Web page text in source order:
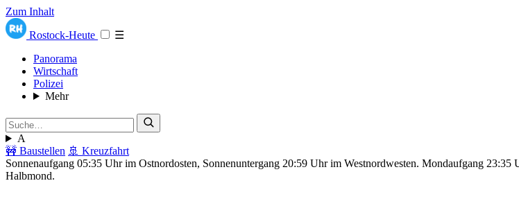
Zum Inhalt
Rostock-Heute
☰
Panorama
Wirtschaft
Polizei
Mehr
A
🚧 Baustellen 🚢 Kreuzfahrt
Sonnenaufgang 05:35 Uhr im Ostnordosten, Sonnenuntergang 20:59 Uhr im Westnordwesten. Mondaufgang
Halbmond.